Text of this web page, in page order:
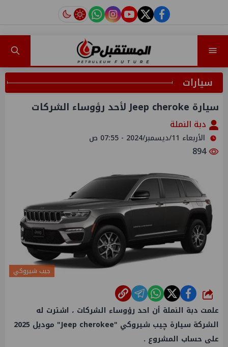
facebook
twitter
youtube
instagram
tiktok
سيارات
سيارة Jeep cheroke لأحد رؤوساء الشركات
دبة النملة
الأربعاء 11/ديسمبر/2024 - 07:55 ص
894
جيب شيروكي
شارك
علمت دبة النملة أن احد رؤوساء الشركات ، اشترت له
الشركة سيارة چيب شيروكي "Jeep cherokee" موديل 2025
على حساب المشروع .